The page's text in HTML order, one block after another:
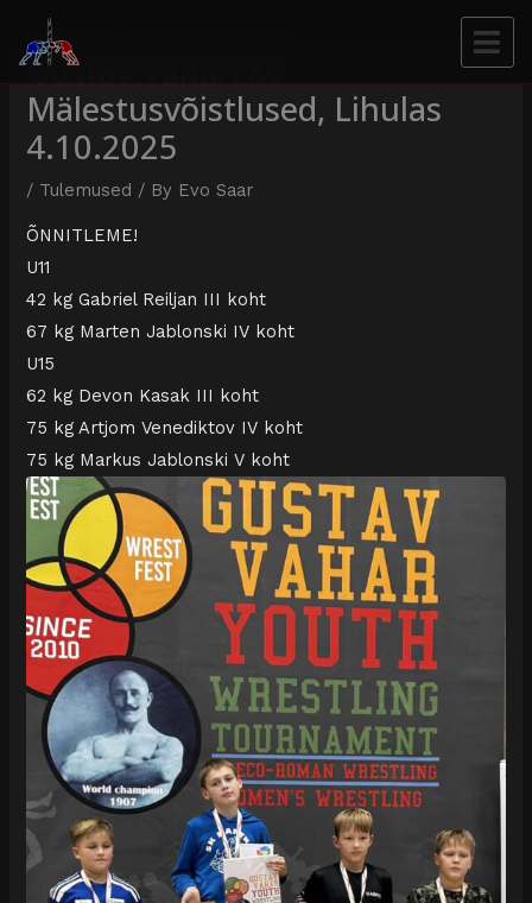
Gustav Vahari XV
Mälestusvõistlused, Lihulas
4.10.2025
/ Tulemused / By Evo Saar
ÕNNITLEME!
U11
42 kg Gabriel Reiljan III koht
67 kg Marten Jablonski IV koht
U15
62 kg Devon Kasak III koht
75 kg Artjom Venediktov IV koht
75 kg Markus Jablonski V koht